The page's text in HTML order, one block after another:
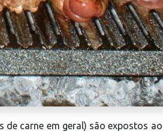
de carne em geral) são expostos ao